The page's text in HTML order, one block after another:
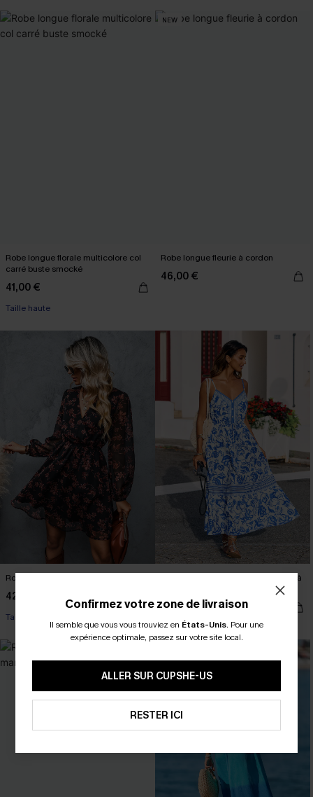
Robe longue florale multicolore col
carré buste smocké
41,00 €
Taille haute
NEW
Robe longue fleurie à cordon
46,00 €
Robe trapèze chiffon à imprimé floral
42,00 €
Taille haute
Robe longue florale sans manches à
43,00 €
Confirmez votre zone de livraison
Il semble que vous vous trouviez en États-Unis. Pour une
expérience optimale, passez sur votre site local.
ALLER SUR CUPSHE-US
RESTER ICI